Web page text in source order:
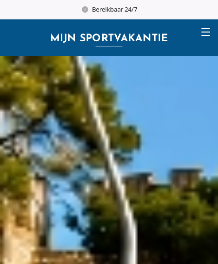
Bereikbaar 24/7
MIJN SPORTVAKANTIE